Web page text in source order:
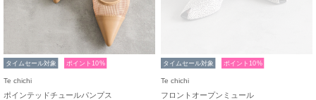
タイムセール対象 ポイント10%
Te chichi
ポインテッドチュールパンプス
タイムセール対象 ポイント10%
Te chichi
フロントオープンミュール